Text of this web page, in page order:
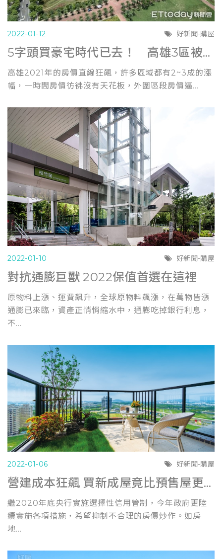
2022-01-12 好新聞-購屋
5字頭買豪宅時代已去！ 高雄3區被預言「5字頭成常態」
高雄2021年的房價直線狂飆，許多區域都有2~3成的漲
幅，一時間房價彷彿沒有天花板，外圍區段房價逼...
2022-01-10 好新聞-購屋
對抗通膨巨獸 2022保值首選在這裡
原物料上漲、運費飆升，全球原物料飆漲，在萬物皆漲
通膨已來臨，資產正悄悄縮水中，通膨吃掉銀行利息，
不...
2022-01-06 好新聞-購屋
營建成本狂飆 買新成屋竟比預售屋更划算
繼2020年底央行實施選擇性信用管制，今年政府更陸
續實施各項措施，希望抑制不合理的房價炒作。如房
地...